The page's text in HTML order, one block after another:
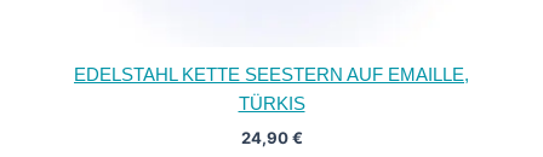
EDELSTAHL KETTE SEESTERN AUF EMAILLE,
TÜRKIS
24,90€